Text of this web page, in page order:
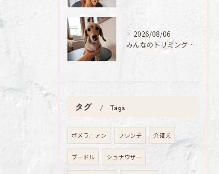
2026/08/06
みんなのトリミング日記🌟
タグ Tags
ポメラニアン フレンチ 介護犬
プードル シュナウザー